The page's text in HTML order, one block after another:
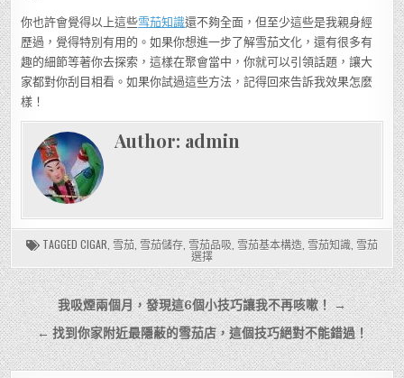
你也許會覺得以上這些雪茄知識還不夠全面，但至少這些是我親身經
歷過，覺得特別有用的。如果你想進一步了解雪茄文化，還有很多有
趣的細節等著你去探索，這樣在聚會當中，你就可以引領話題，讓大
家都對你刮目相看。如果你試過這些方法，記得回來告訴我效果怎麼
樣！
Author: admin
TAGGED CIGAR 雪茄 雪茄儲存 雪茄品吸 雪茄基本構造 雪茄知識 雪茄
選擇
文
章
導
我吸煙兩個月，發現這6個小技巧讓我不再咳嗽！ →
← 找到你家附近最隱蔽的雪茄店，這個技巧絕對不能錯過！